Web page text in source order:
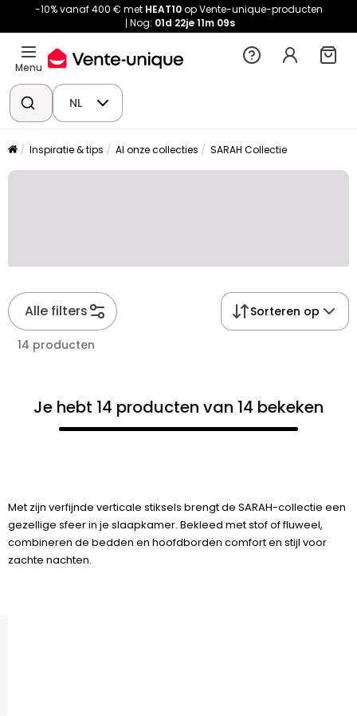
-10% vanaf 400 € met HEAT10op Vente-unique-producten
Nog: 01d 22je 11m 09s
Menu
NL
Inspiratie & tips Al onze collecties SARAH Collectie
Alle filters Sorteren op
14 producten
Je hebt 14 producten van 14 bekeken
Met zijn verfijnde verticale stiksels brengt de SARAH-collectie een
gezellige sfeer in je slaapkamer. Bekleed met stof of fluweel,
combineren de bedden en hoofdborden comfort en stijl voor
zachte nachten.